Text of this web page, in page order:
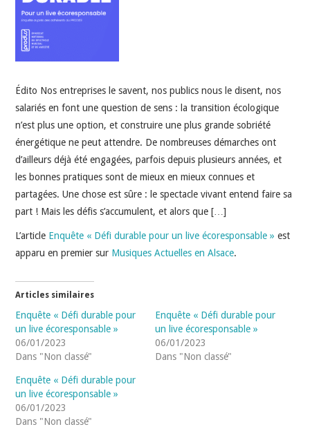
INDÉPENDANTS
DOKO
Édito Nos entreprises le savent, nos publics nous le disent, nos
salariés en font une question de sens : la transition écologique
n’est plus une option, et construire une plus grande sobriété
énergétique ne peut attendre. De nombreuses démarches ont
d’ailleurs déjà été engagées, parfois depuis plusieurs années, et
les bonnes pratiques sont de mieux en mieux connues et
partagées. Une chose est sûre : le spectacle vivant entend faire sa
part ! Mais les défis s’accumulent, et alors que […]
L’article Enquête « Défi durable pour un live écoresponsable » est
apparu en premier sur Musiques Actuelles en Alsace.
Articles similaires
Enquête « Défi durable pour
un live écoresponsable »
06/01/2023
Dans "Non classé"
Enquête « Défi durable pour
un live écoresponsable »
06/01/2023
Dans "Non classé"
Enquête « Défi durable pour
un live écoresponsable »
06/01/2023
Dans "Non classé"